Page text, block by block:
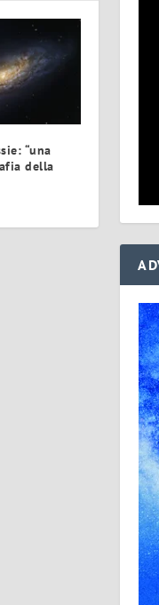
“una
della